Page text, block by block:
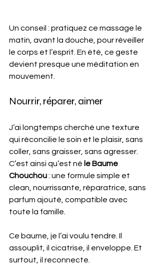
Un conseil : pratiquez ce massage le
matin, avant la douche, pour réveiller
le corps et l’esprit. En été, ce geste
devient presque une méditation en
mouvement.
Nourrir, réparer, aimer
J’ai longtemps cherché une texture
qui réconcilie le soin et le plaisir, sans
coller, sans graisser, sans agresser.
C’est ainsi qu’est né le Baume
Chouchou : une formule simple et
clean, nourrissante, réparatrice, sans
parfum ajouté, compatible avec
toute la famille.
Ce baume, je l’ai voulu tendre. Il
assouplit, il cicatrise, il enveloppe. Et
surtout, il reconnecte.